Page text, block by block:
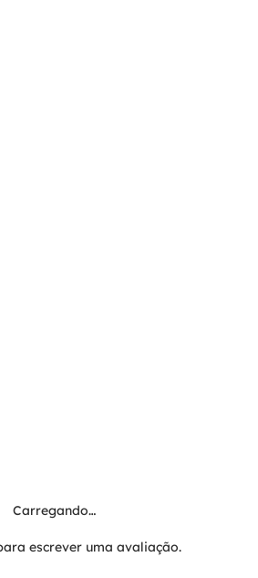
Carregando…
escrever uma avaliação.